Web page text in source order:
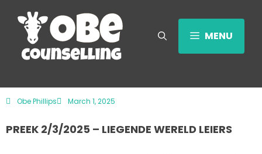
MENU
Obe Phillips March 1, 2025
PREEK 2/3/2025 – LIEGENDE WERELD LEIERS